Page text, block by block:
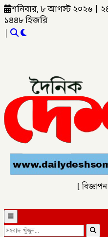
শনিবার, ৮ আগস্ট ২০২৬
১৪৪৮ হিজরি
|
[